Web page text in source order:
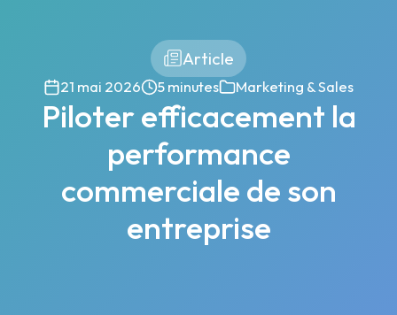
Article
21 mai 2026 5 minutes Marketing & Sales
Piloter efficacement la
performance
commerciale de son
entreprise